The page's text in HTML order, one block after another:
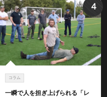
コラム
一瞬で人を担ぎ上げられる「レ
4